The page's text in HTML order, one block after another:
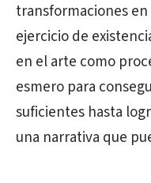
transformaciones
ejercicio de
en el arte como
esmero para
suficientes hasta
una narrativa que